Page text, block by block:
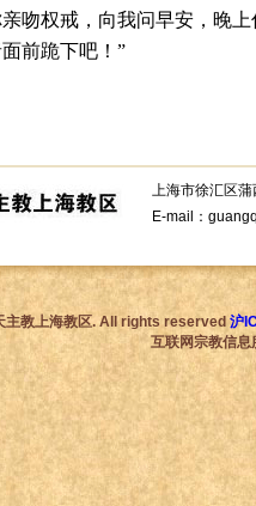
吻权戒，向我问早安，晚
前跪下吧！”
上海市徐汇区
E-mail：
教区. All rights reserved 沪
互联网宗教信息服